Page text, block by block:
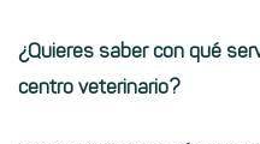
¿Quieres saber con qué
centro veterinario?